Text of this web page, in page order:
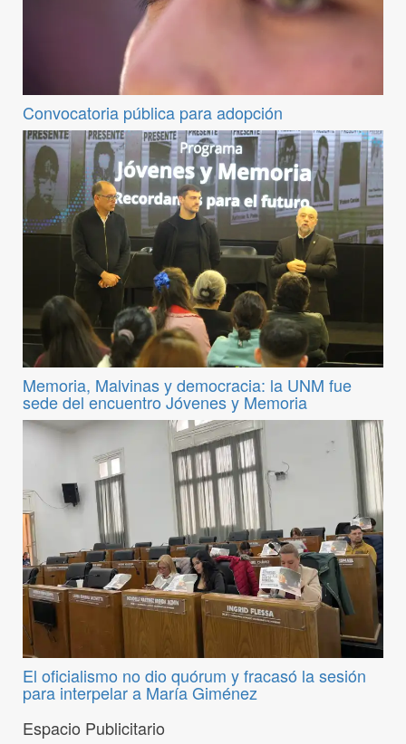
Convocatoria pública para adopción
Memoria, Malvinas y democracia: la UNM fue
sede del encuentro Jóvenes y Memoria
El oficialismo no dio quórum y fracasó la sesión
para interpelar a María Giménez
Espacio Publicitario